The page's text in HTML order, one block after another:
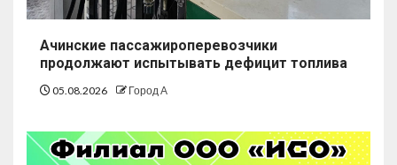
Ачинские пассажироперевозчики
продолжают испытывать дефицит топлива
05.08.2026 Город А